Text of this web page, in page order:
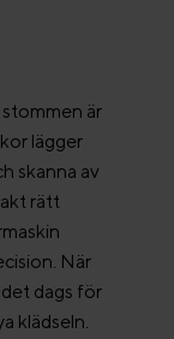
är
lägger
skanna av
rätt
När
dags för
klädseln.